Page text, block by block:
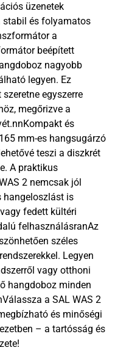
üzenetek
stabil és folyamatos
a
beépített
nagyobb
legyen. Ez
egyszerre
megőrizve a
és
mm-es hangsugárzó
teszi a diszkrét
A praktikus
2 nemcsak jól
hangeloszlást is
fedett kültéri
felhasználásranAz
széles
Legyen
vagy otthoni
hangdoboz minden
a SAL WAS 2
és minőségi
– a tartósság és